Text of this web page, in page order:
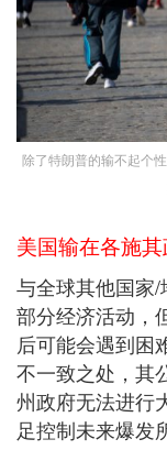
除了特朗普的输不起个
美国输在各施
与全球其他国家
部分经济活动，
后可能会遇到困
不一致之处，其
州政府无法进行
足控制未来爆发